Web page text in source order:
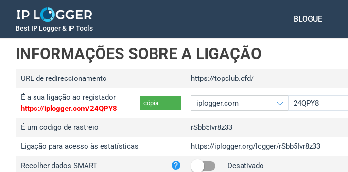
Best IP Logger & IP Tools
BLOGUE
INFORMAÇÕES SOBRE A LIGAÇÃO
URL de redireccionamento https://topclub.cfd/
É a sua ligação ao registador
https://iplogger.com/24QPY8
cópia
iplogger.org
wl.gl
É um código de rastreio rSbb5Ivr8z33
Ligação para acesso às estatísticas https://iplogger.org/logger/rSbb5Ivr8z33
Recolher dados SMART Desativado